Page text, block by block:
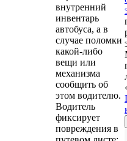
внутренний
инвентарь
автобуса, а в
случае поломки
какой-либо
вещи или
механизма
сообщить об
этом водителю.
Водитель
фиксирует
повреждения в